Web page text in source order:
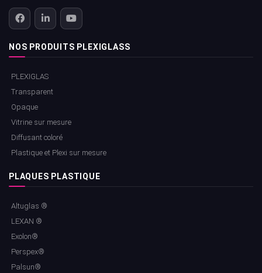
NOS PRODUITS PLEXIGLASS
PLEXIGLAS
Transparent
Opaque
Vitrine sur mesure
Diffusant coloré
Plastique et Plexi sur mesure
PLAQUES PLASTIQUE
Altuglas ®
LEXAN ®
Exolon®
Perspex®
Palsun®